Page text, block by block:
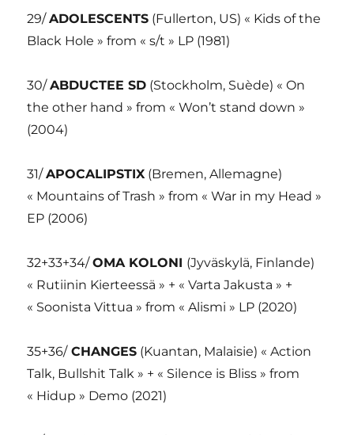
29/ADOLESCENTS (Fullerton, US) « Kids of the
Black Hole » from « s/t » LP (1981)
30/ABDUCTEE SD (Stockholm, Suède) « On
the other hand » from « Won’t stand down »
(2004)
31/APOCALIPSTIX (Bremen, Allemagne)
« Mountains of Trash » from « War in my Head »
EP (2006)
32+33+34/OMA KOLONI (Jyväskylä, Finlande)
« Rutiinin Kierteessä » + « Varta Jakusta » +
« Soonista Vittua » from « Alismi » LP (2020)
35+36/CHANGES (Kuantan, Malaisie) « Action
Talk, Bullshit Talk » + « Silence is Bliss » from
« Hidup » Demo (2021)